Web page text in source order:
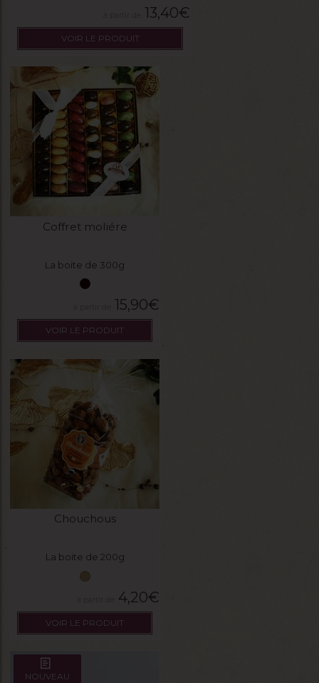
13,40€
VOIR LE PRODUIT
Coffret moliére
La boite de 300g
15,90€
VOIR LE PRODUIT
Chouchous
La boite de 200g
4,20€
VOIR LE PRODUIT
NOUVEAU